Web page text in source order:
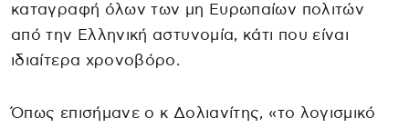
καταγραφή όλων των μη Ευρωπαίων πολιτών
από την Ελληνική αστυνομία, κάτι που είναι
ιδιαίτερα χρονοβόρο.
Όπως επισήμανε ο κ Δολιανίτης, «το λογισμικό